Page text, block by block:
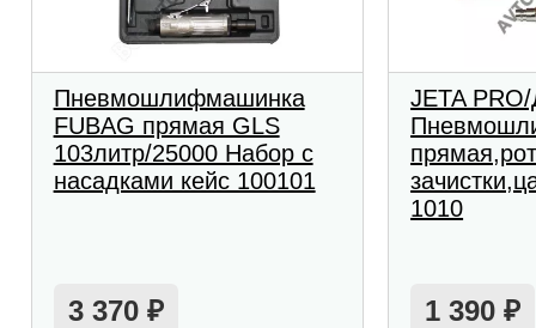
Пневмошлифмашинка
FUBAG прямая GLS
103литр/25000 Набор с
насадками кейс 100101
3 370 ₽
JETA
1010
1 390₽